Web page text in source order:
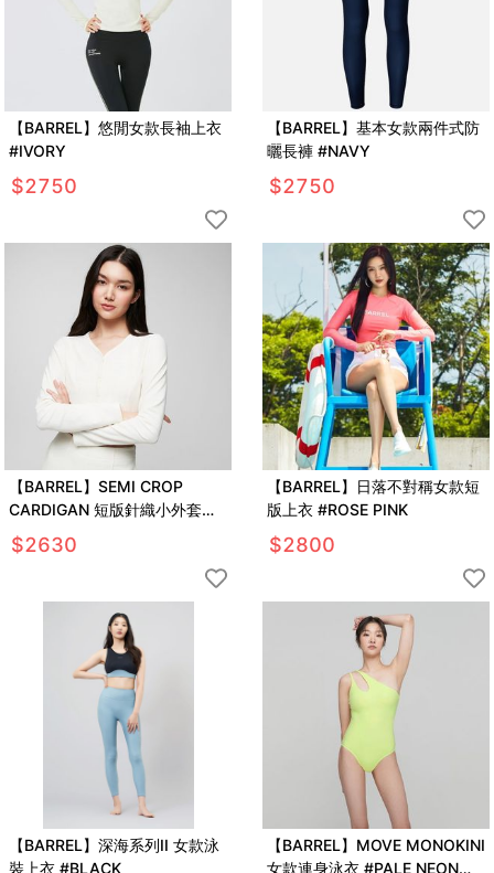
【BARREL】悠閒女款長袖上衣
#IVORY
$2750
【BARREL】基本女款兩件式防
曬長褲 #NAVY
$2750
【BARREL】SEMI CROP
CARDIGAN 短版針織小外套
#IVORY
$2630
【BARREL】日落不對稱女款短
版上衣 #ROSE PINK
$2800
【BARREL】深海系列II 女款泳
裝上衣 #BLACK
【BARREL】MOVE MONOKINI
女款連身泳衣 #PALE NEON